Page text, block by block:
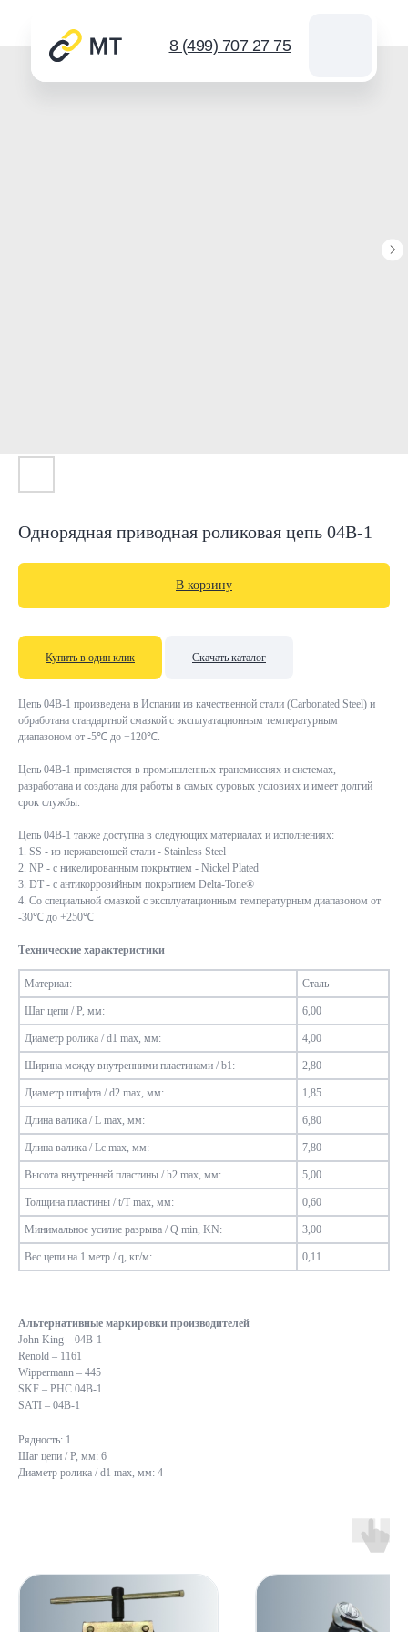
8 (499) 707 27 75
Звездочки
Каталог цепей
Однорядная приводная роликовая цепь 04B-1
В корзину
Купить в один клик Скачать каталог
Цепь 04B-1 произведена в Испании из качественной стали (Carbonated Steel) и
обработана стандартной смазкой с эксплуатационным температурным
диапазоном от -5℃ до +120℃.
Цепь 04B-1 применяется в промышленных трансмиссиях и системах,
разработана и создана для работы в самых суровых условиях и имеет долгий
срок службы.
Цепь 04B-1 также доступна в следующих материалах и исполнениях:
1. SS - из нержавеющей стали - Stainless Steel
2. NP - с никелированным покрытием - Nickel Plated
3. DT - с антикоррозийным покрытием Delta-Tone®
4. Со специальной смазкой с эксплуатационным температурным диапазоном от
-30℃ до +250℃
Технические характеристики
Материал: Сталь
Шаг цепи / P, мм: 6,00
Диаметр ролика / d1 max, мм: 4,00
Ширина между внутренними пластинами / b1: 2,80
Диаметр штифта / d2 max, мм: 1,85
Длина валика / L max, мм: 6,80
Длина валика / Lc max, мм: 7,80
Высота внутренней пластины / h2 max, мм: 5,00
Толщина пластины / t/T max, мм: 0,60
Минимальное усилие разрыва / Q min, KN: 3,00
Вес цепи на 1 метр / q, кг/м: 0,11
Альтернативные маркировки производителей
John King – 04В-1
Renold – 1161
Wippermann – 445
SKF – PHC 04B-1
SATI – 04B-1
Рядность: 1
Шаг цепи / P, мм: 6
Диаметр ролика / d1 max, мм: 4